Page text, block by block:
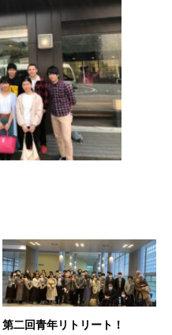
第二回青年リトリート！